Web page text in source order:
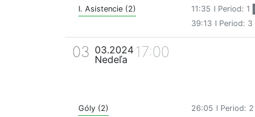
I. Asistencie (2) 11:35 I Period: 1
39:13 I Period: 3
03 03.2024
Nedeľa
17:00
Góly (2) 26:05 I Period: 2